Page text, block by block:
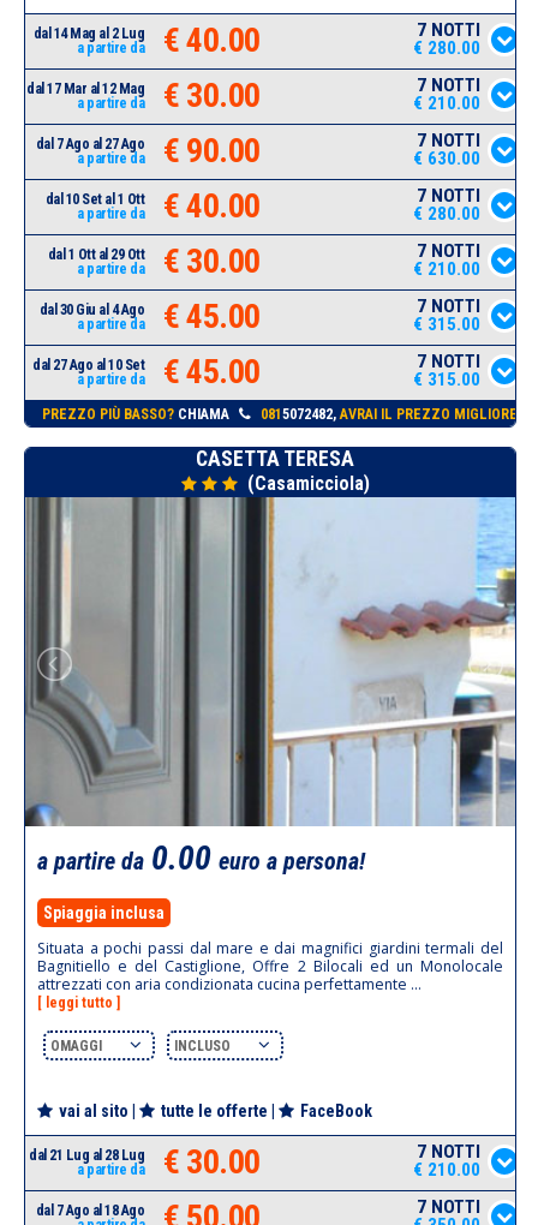
dal 14 Mag al 2 Lug
a partire da
€ 40.00
7 NOTTI
€ 280.00
dal 17 Mar al 12 Mag
a partire da
€ 30.00
7 NOTTI
€ 210.00
dal 7 Ago al 27 Ago
a partire da
€ 90.00
7 NOTTI
€ 630.00
dal 10 Set al 1 Ott
a partire da
€ 40.00
7 NOTTI
€ 280.00
dal 1 Ott al 29 Ott
a partire da
€ 30.00
7 NOTTI
€ 210.00
dal 30 Giu al 4 Ago
a partire da
€ 45.00
7 NOTTI
€ 315.00
dal 27 Ago al 10 Set
a partire da
€ 45.00
7 NOTTI
€ 315.00
PREZZO PIÙ BASSO?CHIAMA 081 5072482,AVRAI IL PREZZO MIGLIORE!
CASETTA TERESA
(Casamicciola)
a partire da 0.00 euro a persona!
Spiaggia inclusa
Situata a pochi passi dal mare e dai magnifici giardini termali del
Bagnitiello e del Castiglione, Offre 2 Bilocali ed un Monolocale
attrezzati con aria condizionata cucina perfettamente ...
[ leggi tutto ]
OMAGGI INCLUSO
vai al sito | tutte le offerte | FaceBook
dal 21 Lug al 28 Lug
a partire da
€ 30.00
7 NOTTI
€ 210.00
dal 7 Ago al 18 Ago
€ 50.00
7 NOTTI